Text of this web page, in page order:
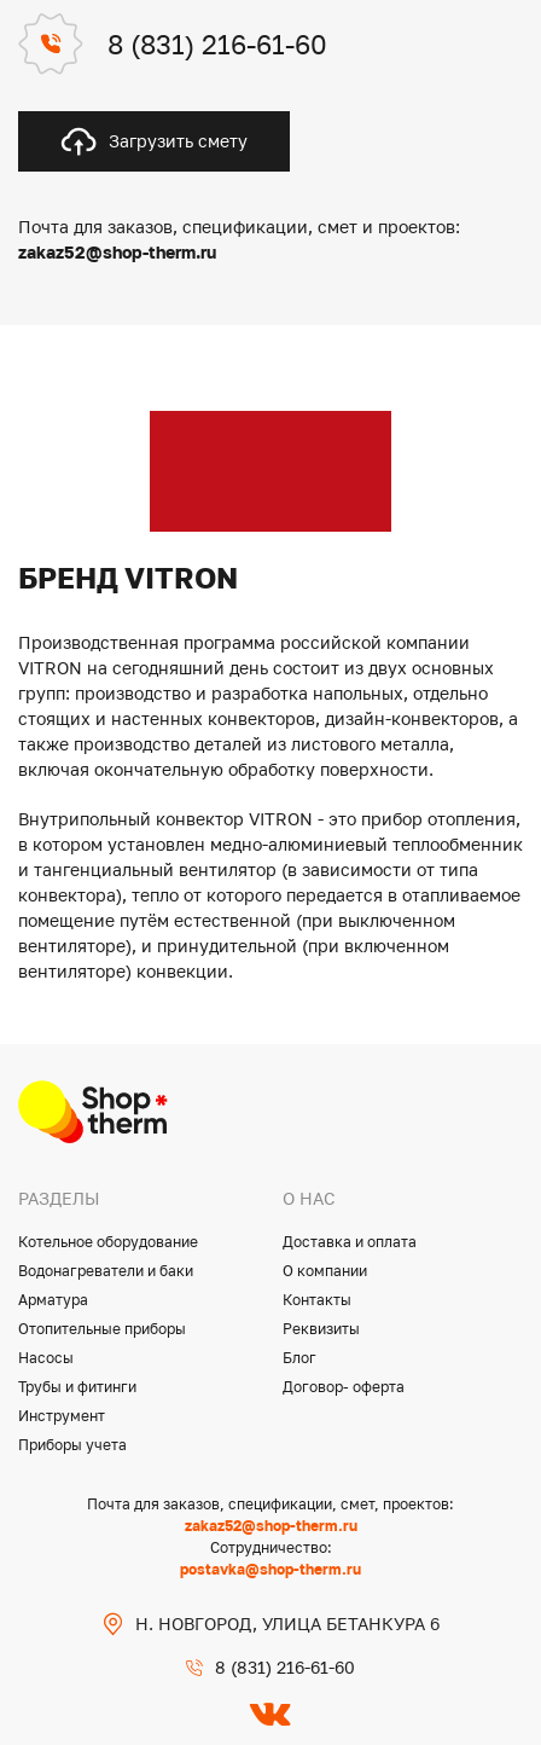
8 (831) 216-61-60
Загрузить смету
Почта для заказов, спецификации, смет и проектов:
zakaz52@shop-therm.ru
БРЕНД VITRON
Производственная программа российской компании
VITRON на сегодняшний день состоит из двух основных
групп: производство и разработка напольных, отдельно
стоящих и настенных конвекторов, дизайн-конвекторов, а
также производство деталей из листового металла,
включая окончательную обработку поверхности.
Внутрипольный конвектор VITRON - это прибор отопления,
в котором установлен медно-алюминиевый теплообменник
и тангенциальный вентилятор (в зависимости от типа
конвектора), тепло от которого передается в отапливаемое
помещение путём естественной (при выключенном
вентиляторе), и принудительной (при включенном
вентиляторе) конвекции.
РАЗДЕЛЫ
Котельное оборудование
Водонагреватели и баки
Арматура
Отопительные приборы
Насосы
Трубы и фитинги
Инструмент
Приборы учета
О НАС
Доставка и оплата
О компании
Контакты
Реквизиты
Блог
Договор- оферта
Почта для заказов, спецификации, смет, проектов:
zakaz52@shop-therm.ru
Сотрудничество:
postavka@shop-therm.ru
Н. НОВГОРОД, УЛИЦА БЕТАНКУРА 6
8 (831) 216-61-60